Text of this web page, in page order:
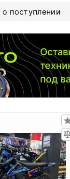
поступлении
под